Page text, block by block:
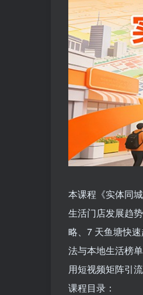
本课程《实体同
生活门店发展趋
略、7 天鱼塘快
法与本地生活榜
用短视频矩阵引
课程目录：